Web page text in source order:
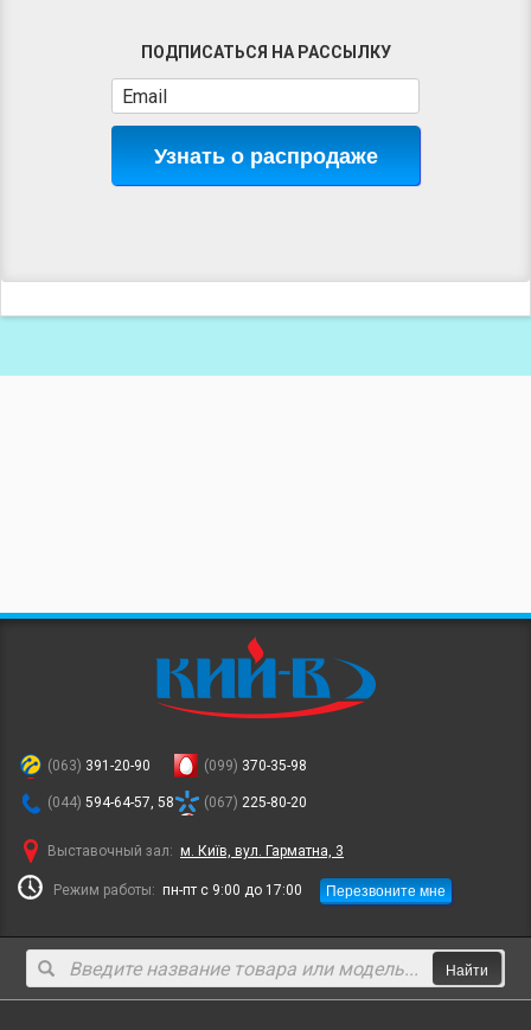
ПОДПИСАТЬСЯ НА РАССЫЛКУ
Узнать о распродаже
(063) 391-20-90
(044) 594-64-57, 58
(099) 370-35-98
(067) 225-80-20
Выставочный зал: м. Київ, вул. Гарматна, 3
Режим работы: пн-пт с 9:00 до 17:00 Перезвоните мне
Найти